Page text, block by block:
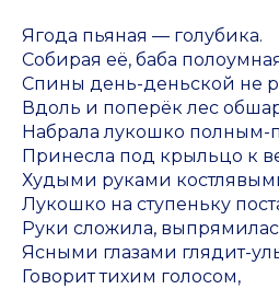
Ягода пьяная — голубика.
Собирая её, баба
Спины день-деньской не
Вдоль и поперёк лес
Набрала лукошко полным-
Принесла под крыльцо к
Худыми руками
Лукошко на ступеньку
Руки сложила,
Ясными глазами глядит-
Говорит тихим голосом,